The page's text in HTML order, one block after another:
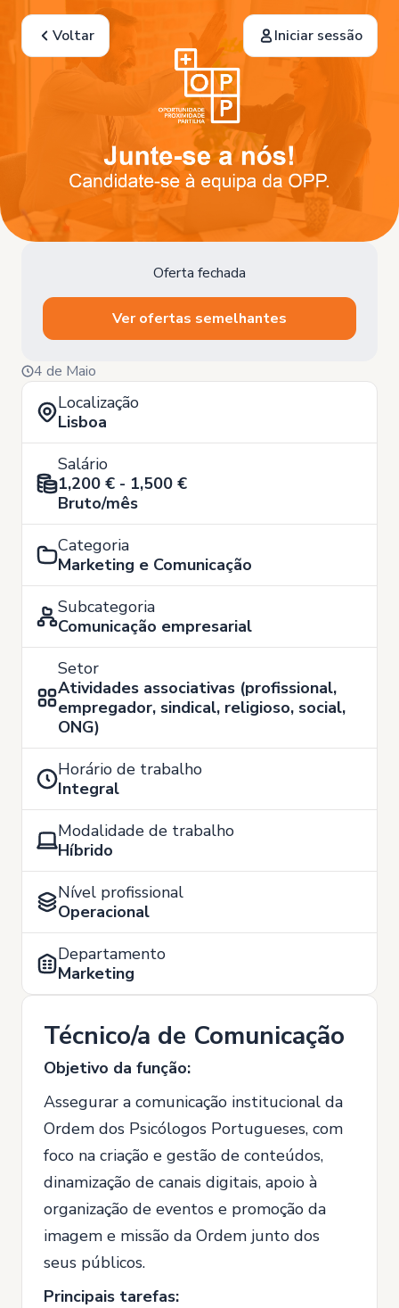
Voltar Iniciar sessão
Oferta fechada
Ver ofertas semelhantes
4 de Maio
Localização
Lisboa
Salário
1,200 € - 1,500 €
Bruto/mês
Categoria
Marketing e Comunicação
Subcategoria
Comunicação empresarial
Setor
Atividades associativas (profissional,
empregador, sindical, religioso, social,
ONG)
Horário de trabalho
Integral
Modalidade de trabalho
Híbrido
Nível profissional
Operacional
Departamento
Marketing
Técnico/a de Comunicação
Objetivo da função:
Assegurar a comunicação institucional da
Ordem dos Psicólogos Portugueses, com
foco na criação e gestão de conteúdos,
dinamização de canais digitais, apoio à
organização de eventos e promoção da
imagem e missão da Ordem junto dos
seus públicos.
Principais tarefas: